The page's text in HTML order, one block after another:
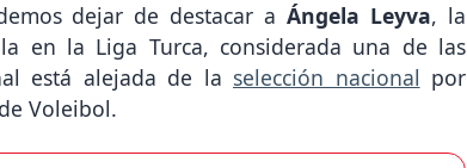
dejar de destacar aÁngela Leyva, la
en la Liga Turca, considerada una de las
está alejada de la selección nacional por
Voleibol.